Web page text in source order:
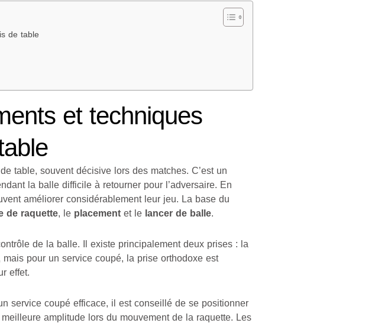
de table
et techniques
table, souvent décisive lors des matches. C’est un
la balle difficile à retourner pour l’adversaire. En
améliorer considérablement leur jeu. La base du
de raquette, le placement et le lancer de balle.
de la balle. Il existe principalement deux prises : la
pour un service coupé, la prise orthodoxe est
effet.
service coupé efficace, il est conseillé de se positionner
amplitude lors du mouvement de la raquette. Les